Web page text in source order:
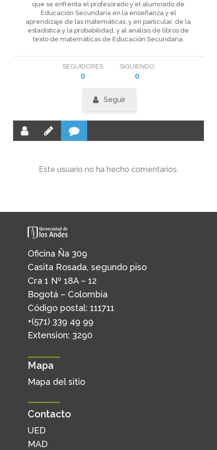
que se enfrenta el profesorado y el alumnado de
Educación Secundaria en la enseñanza y el
aprendizaje de las matemáticas, y en particular, de la
estadística y la probabilidad, y al análisis de libros de
texto de matemáticas de Educación Secundaria.
SEGUIDORES
0
SIGUIENDO
0
Seguir
Este usuario no ha hecho comentarios.
Oficina Ña 309
Casita Rosada, segundo piso
Cra 1 Nº 18A – 12
Bogotá – Colombia
Código postal: 111711
+(571) 339 49 99
Extension: 3290
Mapa
Mapa del sitio
Contacto
UED
MAD